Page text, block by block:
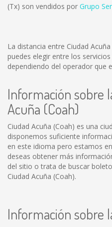
(Tx) son vendidos por Grupo
La distancia entre Ciudad
puedes elegir entre los
dependiendo del operador que
Información sobre
Acuña (Coah)
Ciudad Acuña (Coah) es una
disponemos suficiente
en este idioma pero estamos
deseas obtener más
del sitio o trata de buscar
Ciudad Acuña (Coah).
Información sobre